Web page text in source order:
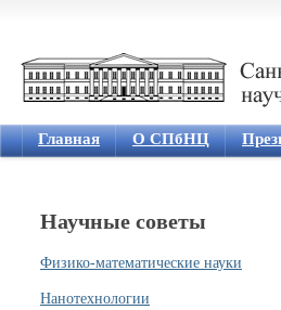
Главная О СПбНЦ
Научные советы
Физико-математические науки
Нанотехнологии